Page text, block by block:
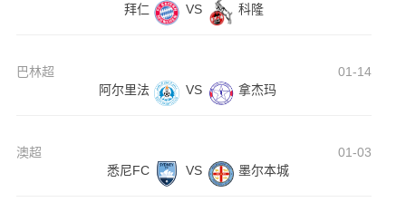
拜仁
VS 科隆
巴林超
01-14
阿尔里法
VS 拿杰玛
澳超
01-03
悉尼FC
VS 墨尔本城